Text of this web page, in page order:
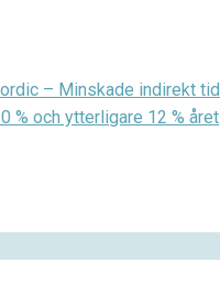
– Minskade indirekt tid
% och ytterligare 12 % året